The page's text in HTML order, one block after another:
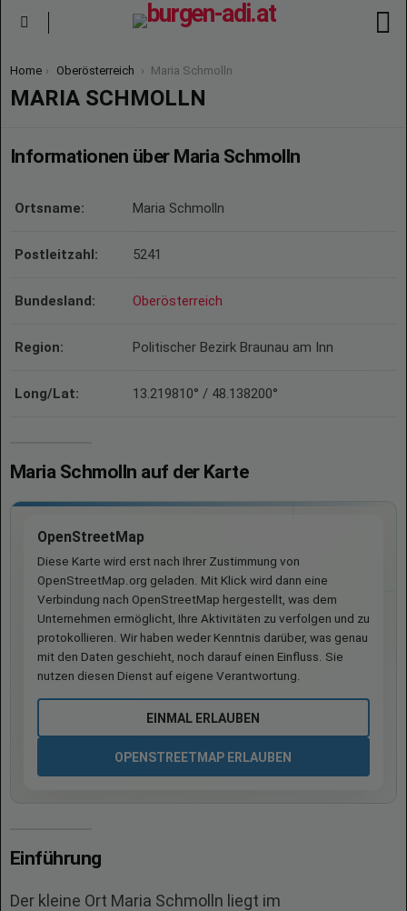
You are here:
Home Oberösterreich Maria Schmolln
MARIA SCHMOLLN
Informationen über Maria Schmolln
Ortsname: Maria Schmolln
Postleitzahl: 5241
Bundesland: Oberösterreich
Region: Politischer Bezirk Braunau am Inn
Long/Lat: 13.219810° / 48.138200°
Maria Schmolln auf der Karte
OpenStreetMap
Diese Karte wird erst nach Ihrer Zustimmung von
OpenStreetMap.org geladen. Mit Klick wird dann eine
Verbindung nach OpenStreetMap hergestellt, was dem
Unternehmen ermöglicht, Ihre Aktivitäten zu verfolgen und zu
protokollieren. Wir haben weder Kenntnis darüber, was genau
mit den Daten geschieht, noch darauf einen Einfluss. Sie
nutzen diesen Dienst auf eigene Verantwortung.
EINMAL ERLAUBEN
OPENSTREETMAP ERLAUBEN
Einführung
Der kleine Ort Maria Schmolln liegt im